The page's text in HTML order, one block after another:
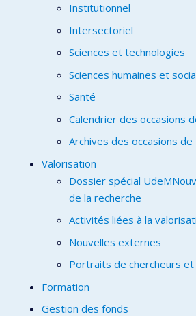
Institutionnel
Intersectoriel
Sciences et technologies
Sciences humaines et
Santé
Calendrier des occasions
Archives des occasions
Valorisation
Dossier spécial
de la recherche
Activités liées à la
Nouvelles externes
Portraits de chercheurs et
Formation
Gestion des fonds